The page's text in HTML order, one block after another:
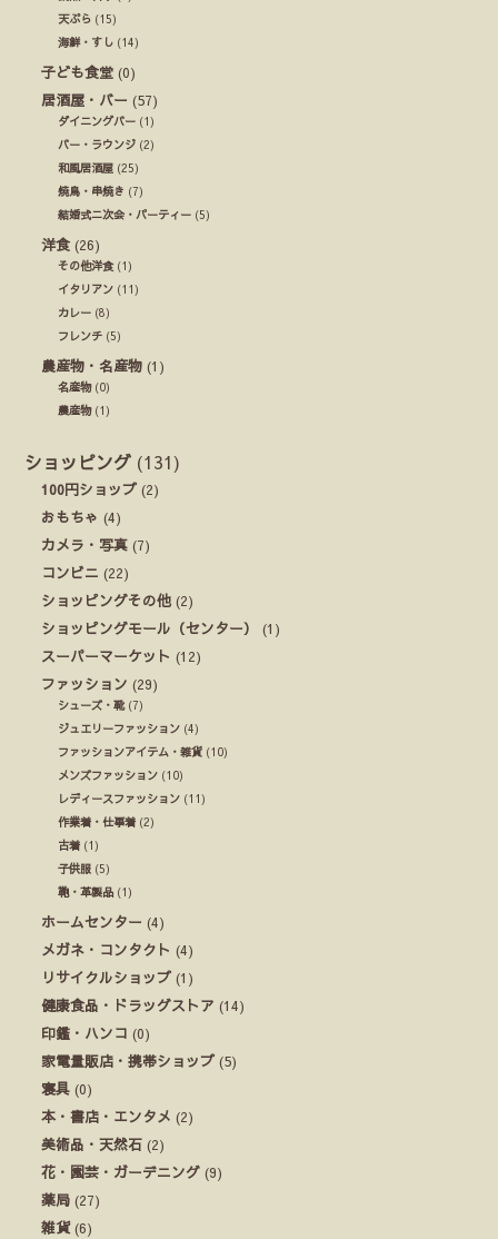
天ぷら (15)
海鮮・すし (14)
子ども食堂 (0)
居酒屋・バー (57)
ダイニングバー (1)
バー・ラウンジ (2)
和風居酒屋 (25)
焼鳥・串焼き (7)
結婚式ニ次会・パーティー (5)
洋食 (26)
その他洋食(1)
イタリアン (11)
カレー (8)
フレンチ (5)
農産物・名産物 (1)
名産物(0)
農産物(1)
ショッピング (131)
100円ショップ (2)
おもちゃ (4)
カメラ・写真 (7)
コンビニ (22)
ショッピングその他 (2)
ショッピングモール（センター）
(1)
スーパーマーケット (12)
ファッション (29)
シューズ・靴(7)
ジュエリーファッション (4)
ファッションアイテム・雑貨 (10)
メンズファッション (10)
レディースファッション (11)
作業着・仕事着 (2)
古着 (1)
子供服 (5)
鞄・革製品 (1)
ホームセンター (4)
メガネ・コンタクト (4)
リサイクルショップ (1)
健康食品・ドラッグストア (14)
印鑑・ハンコ (0)
家電量販店・携帯ショップ (5)
寝具 (0)
本・書店・エンタメ (2)
美術品・天然石 (2)
花・園芸・ガーデニング (9)
薬局 (27)
雑貨(6)